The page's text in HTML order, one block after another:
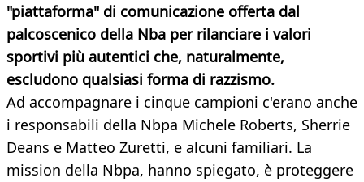
"piattaforma" di comunicazione offerta dal
palcoscenico della Nba per rilanciare i valori
sportivi più autentici che, naturalmente,
escludono qualsiasi forma di razzismo.
Ad accompagnare i cinque campioni c'erano anche
i responsabili della Nbpa Michele Roberts, Sherrie
Deans e Matteo Zuretti, e alcuni familiari. La
mission della Nbpa, hanno spiegato, è proteggere